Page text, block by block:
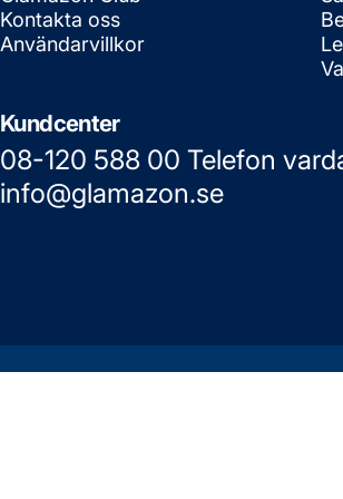
Kontakta oss
Användarvillkor
Kundcenter
08-120 588 00 Telefon
info@glamazon.se